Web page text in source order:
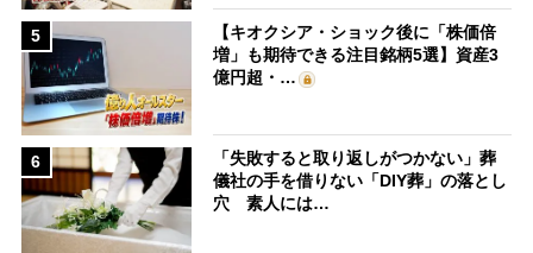
5
【キオクシア・ショック後に「株価倍
増」も期待できる注目銘柄5選】資産3
億円超・…
6
「失敗すると取り返しがつかない」葬
儀社の手を借りない「DIY葬」の落とし
穴 素人には…